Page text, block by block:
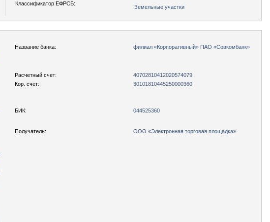
Классификатор ЕФРСБ:
Земельные участки
Название банка: филиал «Корпоративный» ПАО «Совкомбанк»
Расчетный счет:
40702810412020574079
Кор. счет: 30101810445250000360
БИК: 044525360
Получатель: ООО «Электронная торговая площадка»